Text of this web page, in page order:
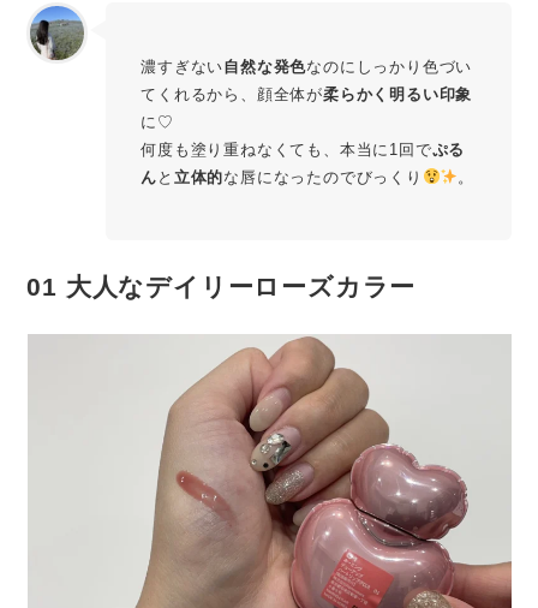
濃すぎない自然な発色なのにしっかり色づい
てくれるから、顔全体が柔らかく明るい印象
に♡
何度も塗り重ねなくても、本当に1回でぷる
ん と 立体的な唇になったのでびっくり 。
01 大人なデイリーローズカラー